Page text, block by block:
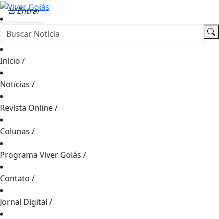
Entrar
Início /
Notícias /
Revista Online/
Colunas /
Programa Viver Goiás /
Contato /
Jornal Digital /